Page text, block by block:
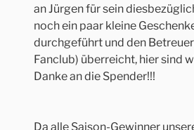
an Jürgen für sein
noch ein paar kleine
durchgeführt und den
Fanclub) überreicht, hier sind
Danke an die Spender!!!
Da alle Saison-Gewinner